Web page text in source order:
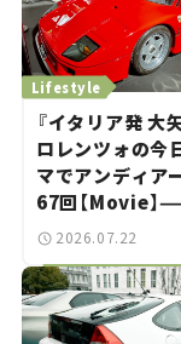
Lifestyle
『イタリア発 大
ロレンツォの今
マでアンディア
67回【Movie】
スーパーカーシ
2026.07.22